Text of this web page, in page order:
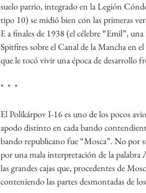
suelo patrio, integrado en la Legión
tipo 10) se midió bien con las primeras
E a finales de 1938 (el célebre “Emil”,
Spitfires sobre el Canal de la Mancha en
que le tocó vivir una época de desarrollo
*  *  *
El Polikárpov I-16 es uno de los pocos
apodo distinto en cada bando
bando republicano fue “Mosca”. No por
por una mala interpretación de la palabra
las grandes cajas que, procedentes de
conteniendo las partes desmontadas de